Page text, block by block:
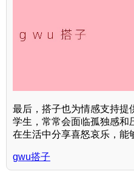
最后，搭子也为情感支持提
学生，常常会面临孤独感和
在生活中分享喜怒哀乐，能
gwu搭子